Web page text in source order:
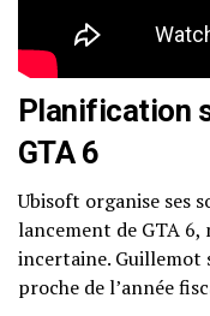
Planification
GTA 6
Ubisoft organise ses
lancement de GTA 6,
incertaine. Guillemot
proche de l’année